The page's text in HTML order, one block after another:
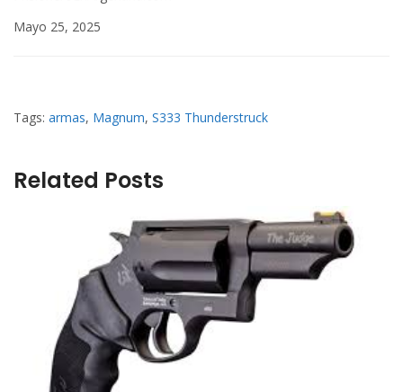
Mayo 25, 2025
Tags: armas, Magnum, S333 Thunderstruck
Related Posts